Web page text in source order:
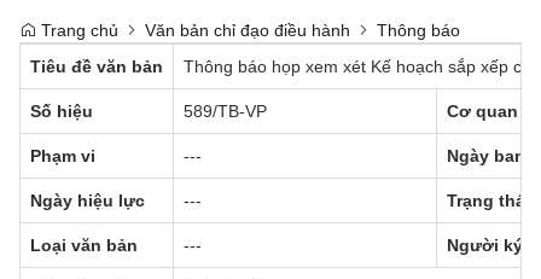
Trang chủ Văn bản chỉ đạo điều hành
Thông báo
Tiêu đề văn bản
Thông báo họp xem xét Kế hoạch sắp xếp
Số hiệu 589/TB-VP Cơ quan
Phạm vi --- Ngày ban
Ngày hiệu lực --- Trạng thái
Loại văn bản --- Người ký